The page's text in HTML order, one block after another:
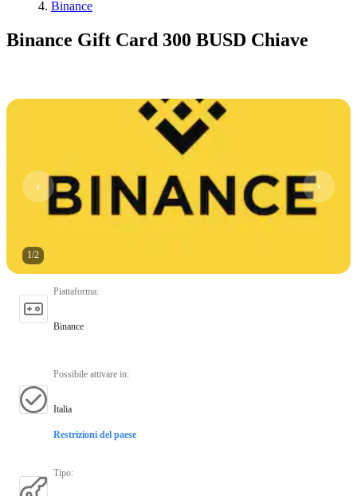
Binance
Binance Gift Card 300 BUSD Chiave
1/2
Piattaforma:
Binance
Possibile attivare in:
Italia
Restrizioni del paese
Tipo: